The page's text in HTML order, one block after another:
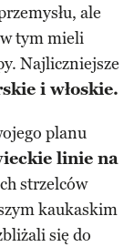
ale
w tym mieli
Najliczniejsze
i włoskie.
planu
linie na
strzelców
kaukaskim
się do